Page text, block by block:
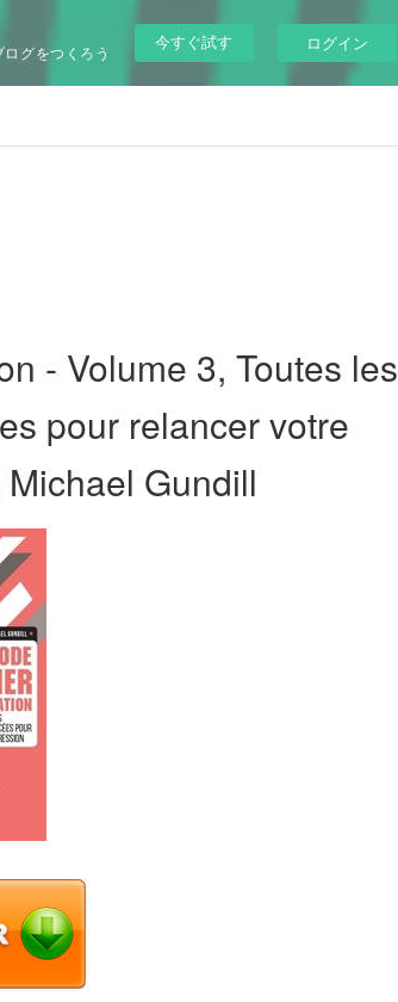
グをつくろう
今すぐ試す ログイン
- Volume 3, Toutes les
pour relancer votre
Gundill